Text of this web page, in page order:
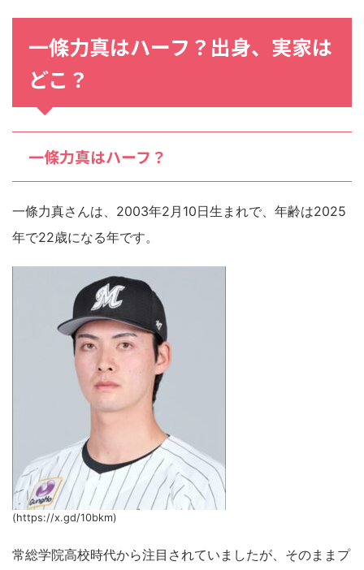
一條力真はハーフ？出身、実家は
どこ？
一條力真はハーフ？
一條力真さんは、2003年2月10日生まれで、年齢は2025
年で22歳になる年です。
(https://x.gd/10bkm)
常総学院高校時代から注目されていましたが、そのままプ